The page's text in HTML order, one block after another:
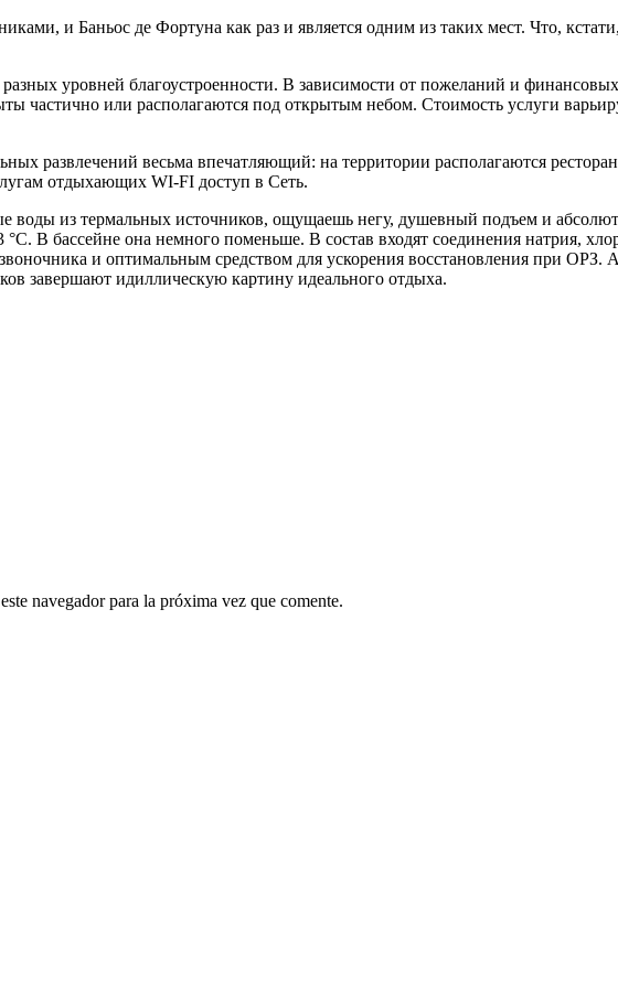
и Баньос де Фортуна как раз и является одним из таких мест. Что,
уровней благоустроенности. В зависимости от пожеланий и
частично или располагаются под открытым небом. Стоимость услуги
развлечений весьма впечатляющий: на территории располагаются
отдыхающих WI-FI доступ в Сеть.
воды из термальных источников, ощущаешь негу, душевный подъем и
°C. В бассейне она немного поменьше. В состав входят соединения натрия,
и оптимальным средством для ускорения восстановления при ОРЗ.
завершают идиллическую картину идеального отдыха.
navegador para la próxima vez que comente.